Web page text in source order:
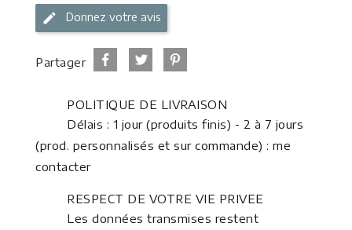
Donnez votre avis
Partager
POLITIQUE DE LIVRAISON
Délais : 1 jour (produits finis) - 2 à 7 jours
(prod. personnalisés et sur commande) : me
contacter
RESPECT DE VOTRE VIE PRIVEE
Les données transmises restent